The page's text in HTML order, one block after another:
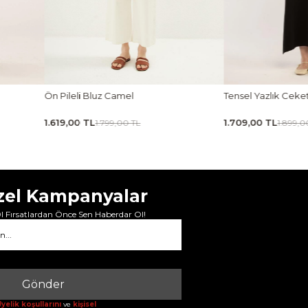
Tensel Yazlık Ceket Siyah
1.709,00 TL1.899,00 TL
Tensel Jile Elbise
1.979,00 TL2.199,00
Kampanyalar
Fırsatlardan Önce Sen Haberdar Ol!
Gönder
koşullarını ve kişisel